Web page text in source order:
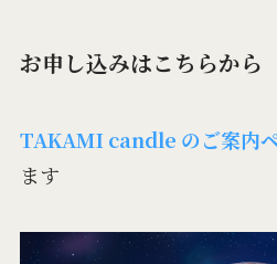
お申し込みはこちらから
TAKAMI candle のご案内
ます